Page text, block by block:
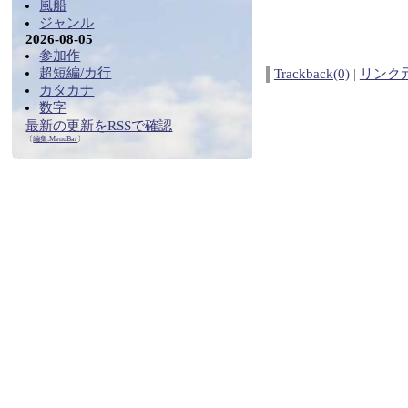
Trackback(0)| リンク
風船
ジャンル
2026-08-05
参加作
超短編/カ行
カタカナ
数字
最新の更新をRSSで確認
〔編集:MenuBar〕